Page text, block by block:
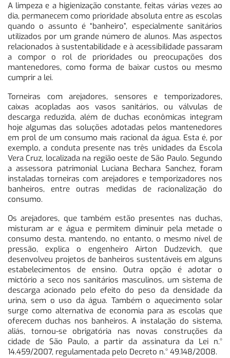
A limpeza e a higienização constante, feitas várias vezes ao
dia, permanecem como prioridade absoluta entre as escolas
quando o assunto é “banheiro”, especialmente sanitários
utilizados por um grande número de alunos. Mas aspectos
relacionados à sustentabilidade e à acessibilidade passaram
a compor o rol de prioridades ou preocupações dos
mantenedores, como forma de baixar custos ou mesmo
cumprir a lei.
Torneiras com arejadores, sensores e temporizadores,
caixas acopladas aos vasos sanitários, ou válvulas de
descarga reduzida, além de duchas econômicas integram
hoje algumas das soluções adotadas pelos mantenedores
em prol de um consumo mais racional da água. Esta é, por
exemplo, a conduta presente nas três unidades da Escola
Vera Cruz, localizada na região oeste de São Paulo. Segundo
a assessora patrimonial Luciana Bechara Sanchez, foram
instaladas torneiras com arejadores e temporizadores nos
banheiros, entre outras medidas de racionalização do
consumo.
Os arejadores, que também estão presentes nas duchas,
misturam ar e água e permitem diminuir pela metade o
consumo desta, mantendo, no entanto, o mesmo nível de
pressão, explica o engenheiro Airton Dudzevich, que
desenvolveu projetos de banheiros sustentáveis em alguns
estabelecimentos de ensino. Outra opção é adotar o
mictório a seco nos sanitários masculinos, um sistema de
descarga acionado pelo efeito do peso da densidade da
urina, sem o uso da água. Também o aquecimento solar
surge como alternativa de economia para as escolas que
oferecem duchas nos banheiros. A instalação do sistema,
aliás, tornou-se obrigatória nas novas construções da
cidade de São Paulo, a partir da assinatura da Lei n.°
14.459/2007, regulamentada pelo Decreto n.° 49.148/2008.